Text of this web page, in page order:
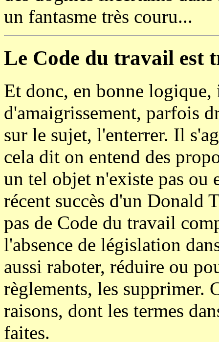
un fantasme très couru...
Le Code du travail est
Et donc, en bonne
d'amaigrissement, parfois
sur le sujet, l'enterrer. Il
cela dit on entend des
un tel objet n'existe pas ou
récent succès d'un Donald
pas de Code du travail
l'absence de législation
aussi raboter, réduire ou
règlements, les supprimer.
raisons, dont les termes
faites.